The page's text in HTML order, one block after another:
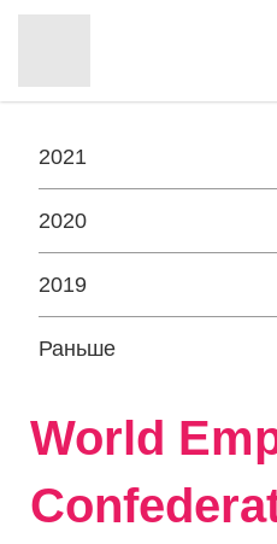
2021
2020
2019
Раньше
World